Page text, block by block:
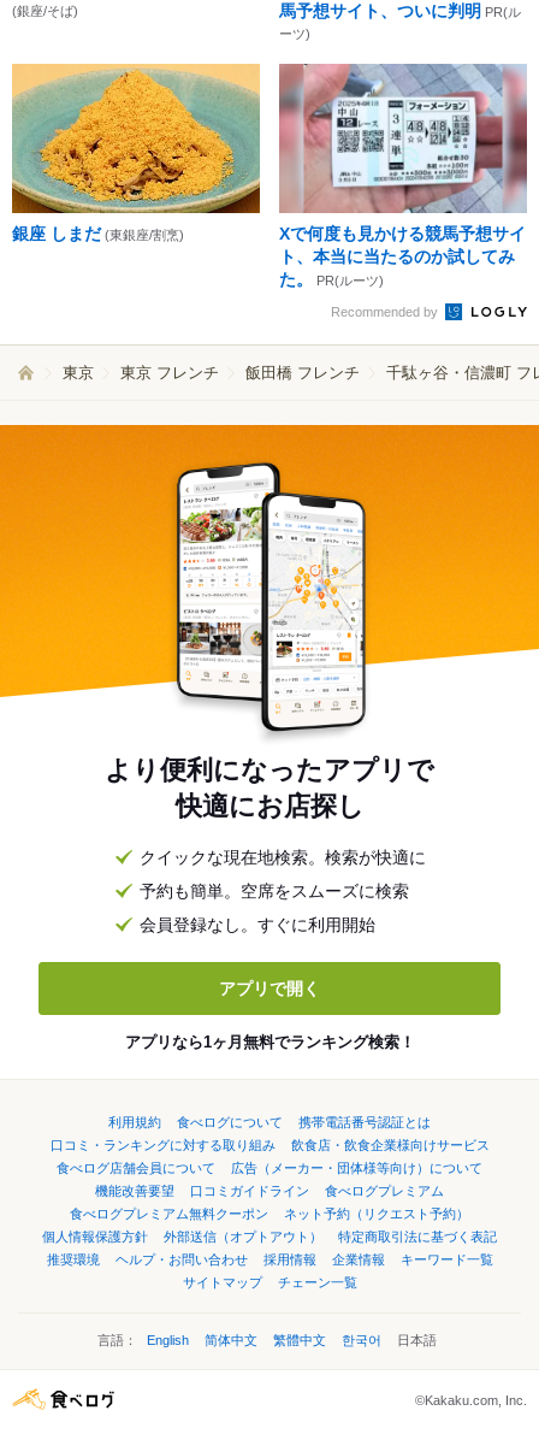
(銀座/そば)
馬予想サイト、ついに判明 PR(ル
ーツ)
銀座 しまだ (東銀座/割烹)
Xで何度も見かける競馬予想サイ
ト、本当に当たるのか試してみ
た。
PR(ルーツ)
Recommended by
東京 東京 フレンチ 飯田橋 フレンチ 千駄ヶ谷・信濃町 フ
より便利になったアプリで
快適にお店探し
クイックな現在地検索。検索が快適に
予約も簡単。空席をスムーズに検索
会員登録なし。すぐに利用開始
アプリで開く
アプリなら1ヶ月無料でランキング検索！
利用規約 食べログについて
携帯電話番号認証とは
口コミ・ランキングに対する取り組み
飲食店・飲食企業様向けサービス
食べログ店舗会員について
広告（メーカー・団体様等向け）について
機能改善要望
口コミガイドライン
食べログプレミアム
食べログプレミアム無料クーポン
ネット予約（リクエスト予約）
個人情報保護方針
外部送信（オプトアウト）
特定商取引法に基づく表記
推奨環境
ヘルプ・お問い合わせ 採用情報 企業情報
キーワード一覧
サイトマップ
チェーン一覧
言語： English 简体中文 繁體中文 한국어 日本語
©Kakaku.com, Inc.